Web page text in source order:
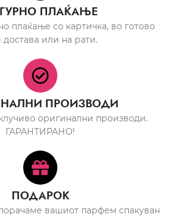
ПЛАЌАЊЕ
плаќање со картичка, во готово
достава или на рати.
ПРОИЗВОДИ
оригинални производи.
ГАРАНТИРАНО!
ПОДАРОК
вашиот парфем спакуван